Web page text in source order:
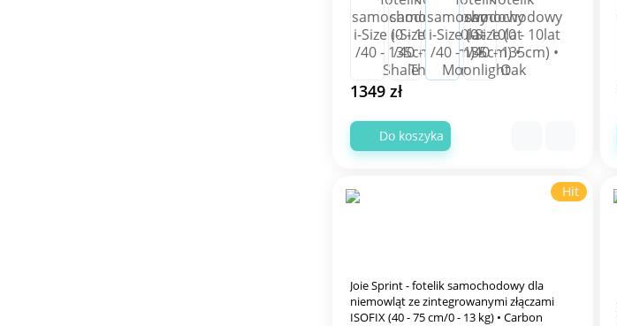
1349 zł
Do koszyka
Hit
Joie Sprint - fotelik samochodowy dla
niemowląt ze zintegrowanymi złączami
ISOFIX (40 - 75 cm/0 - 13 kg) • Carbon